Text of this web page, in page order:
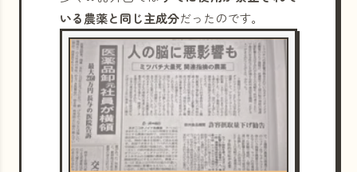
いる農薬と同じ主成分だったのです。